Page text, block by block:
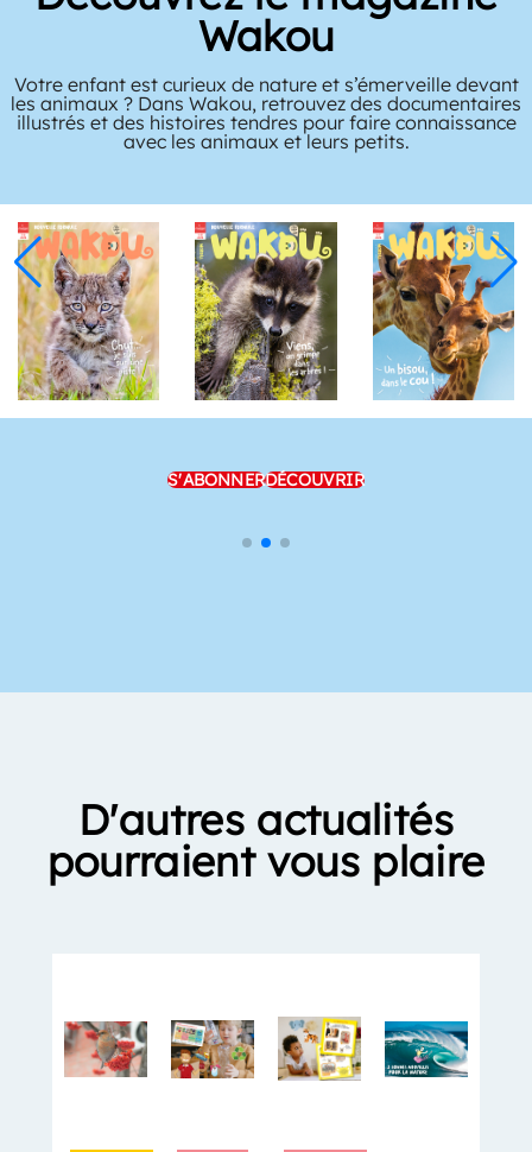
Wakou
Votre enfant est curieux de nature et s’émerveille devant
les animaux ? Dans Wakou, retrouvez des documentaires
illustrés et des histoires tendres pour faire connaissance
avec les animaux et leurs petits.
S'ABONNERDÉCOUVRIR
D'autres actualités
pourraient vous plaire